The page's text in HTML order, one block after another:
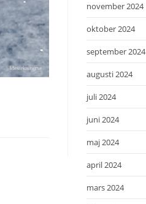
november 2024
oktober 2024
september 2024
augusti 2024
juli 2024
juni 2024
maj 2024
april 2024
mars 2024